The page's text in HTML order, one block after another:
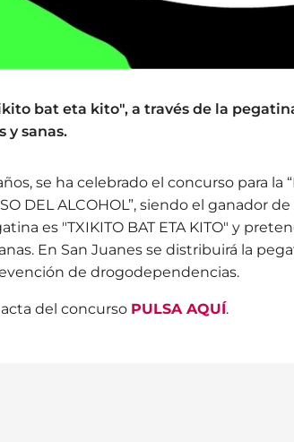
bat eta kito", a través de la
y sanas.
se ha celebrado el concurso para la
DEL ALCOHOL”, siendo el ganador
es "TXIKITO BAT ETA KITO" y
En San Juanes se distribuirá la
de drogodependencias.
del concurso PULSA AQUÍ.